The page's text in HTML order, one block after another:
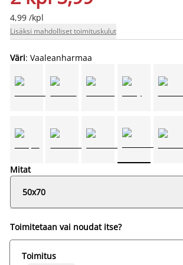
4,99 /kpl
Lisäksi mahdolliset toimituskulut
Väri: Vaaleanharmaa
Mitat
50x70
Toimitetaan vai noudat itse?
Toimitus